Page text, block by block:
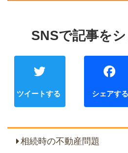
相続時の不動産問題